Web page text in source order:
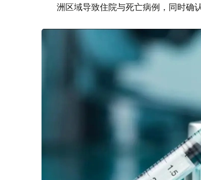
洲区域导致住院与死亡病例，同时确